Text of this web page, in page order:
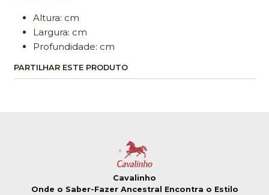
Altura: cm
Largura: cm
Profundidade: cm
PARTILHAR ESTE PRODUTO
Cavalinho
Onde o Saber-Fazer Ancestral Encontra o Estilo